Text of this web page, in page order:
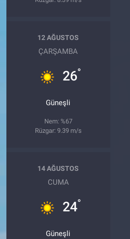
12 AĞUSTOS
ÇARŞAMBA
26°
Güneşli
Nem: %67
Rüzgar: 9.39 m/s
14 AĞUSTOS
CUMA
24°
Güneşli